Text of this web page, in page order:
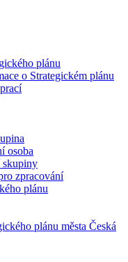
plánu
o Strategickém plánu
osoba
skupiny
zpracování
plánu
plánu města Česká